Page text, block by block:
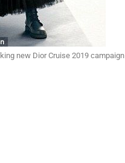
new Dior Cruise 2019 campaign